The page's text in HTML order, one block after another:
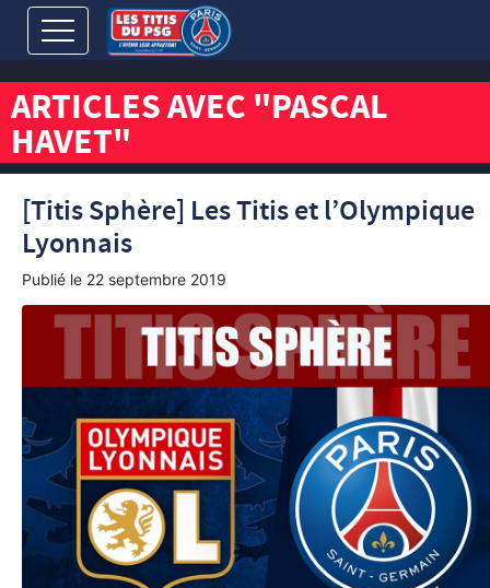
ARTICLES AVEC "PASCAL
HAVET"
[Titis Sphère] Les Titis et l’Olympique
Lyonnais
Publié le 22 septembre 2019